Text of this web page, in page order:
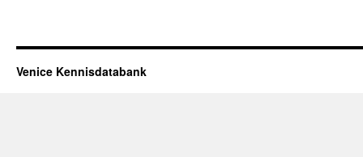
Venice Kennisdatabank